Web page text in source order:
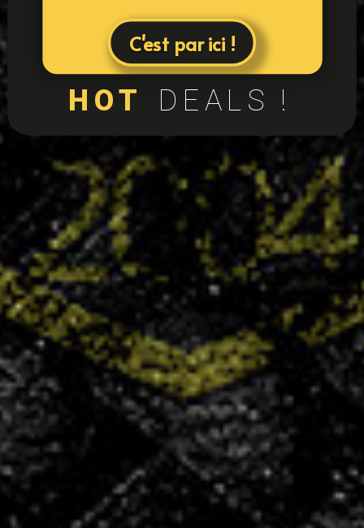
C'est par ici !
HOT DEALS !
24
équipes
+400
licenciés
+100
partenaires